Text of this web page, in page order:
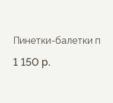
Пинетки-балетки
1 150 р.